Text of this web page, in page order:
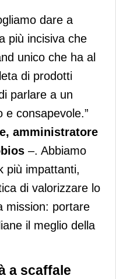
dare a
più incisiva che
unico che ha al
di prodotti
parlare a un
e consapevole.”
amministratore
–. Abbiamo
più impattanti,
di valorizzare lo
mission: portare
il meglio della
a scaffale